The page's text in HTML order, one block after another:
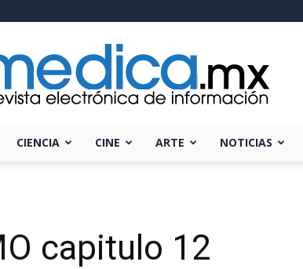
CIENCIA CINE ARTE NOTICIAS
capitulo 12